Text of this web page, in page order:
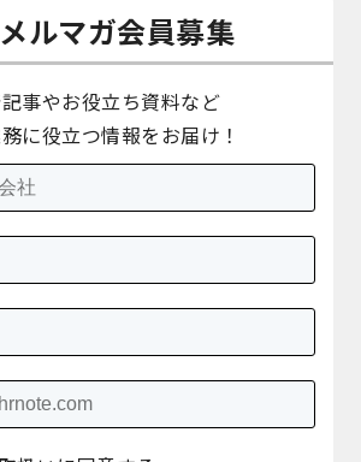
メルマガ会員募集
事やお役立ち資料など
に役立つ情報をお届け！